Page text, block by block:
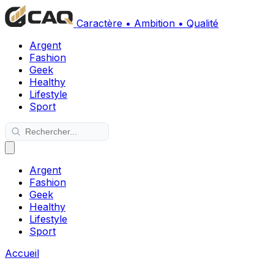
Caractère • Ambition • Qualité
Argent
Fashion
Geek
Healthy
Lifestyle
Sport
Argent
Fashion
Geek
Healthy
Lifestyle
Sport
Accueil